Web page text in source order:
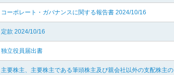
コーポレート・ガバナンスに関する報告書 2024/10/16
定款 2024/10/16
独立役員届出書
主要株主、主要株主である筆頭株主及び親会社以外の支配株主の